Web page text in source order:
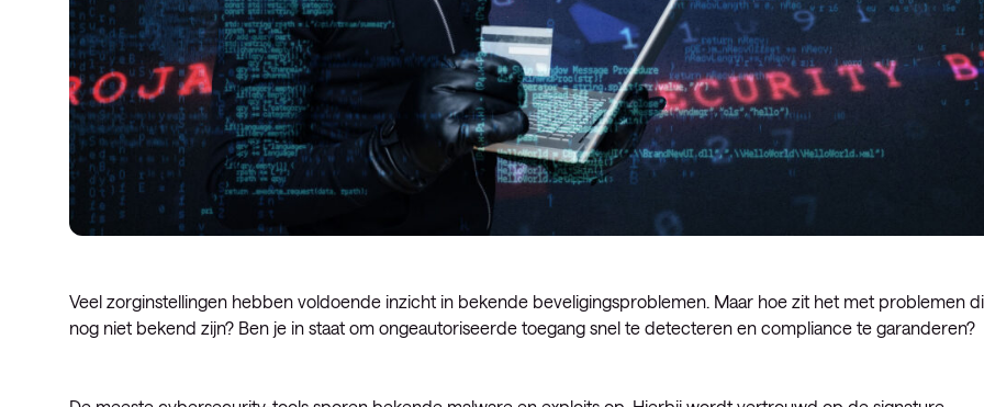
Veel zorginstellingen hebben voldoende inzicht in bekende beveligingsproblemen. Maar hoe zit het met problemen
nog niet bekend zijn? Ben je in staat om ongeautoriseerde toegang snel te detecteren en compliance te garanderen?